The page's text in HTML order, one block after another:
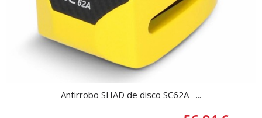
Antirrobo SHAD de disco SC62A –...